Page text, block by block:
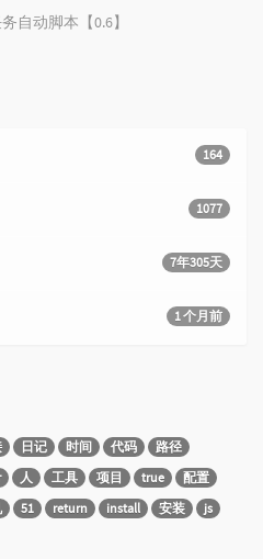
自动脚本【0.6】
164
1077
7年305天
1 个月前
日记 时间 代码
路径
人 工具 项目 true
配置
51 return install 安装
js